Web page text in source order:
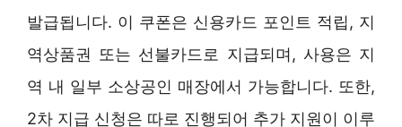
발급됩니다. 이 쿠폰은 신용카드 포인트 적립, 지
역상품권 또는 선불카드로 지급되며, 사용은 지
역 내 일부 소상공인 매장에서 가능합니다. 또한,
2차 지급 신청은 따로 진행되어 추가 지원이 이루